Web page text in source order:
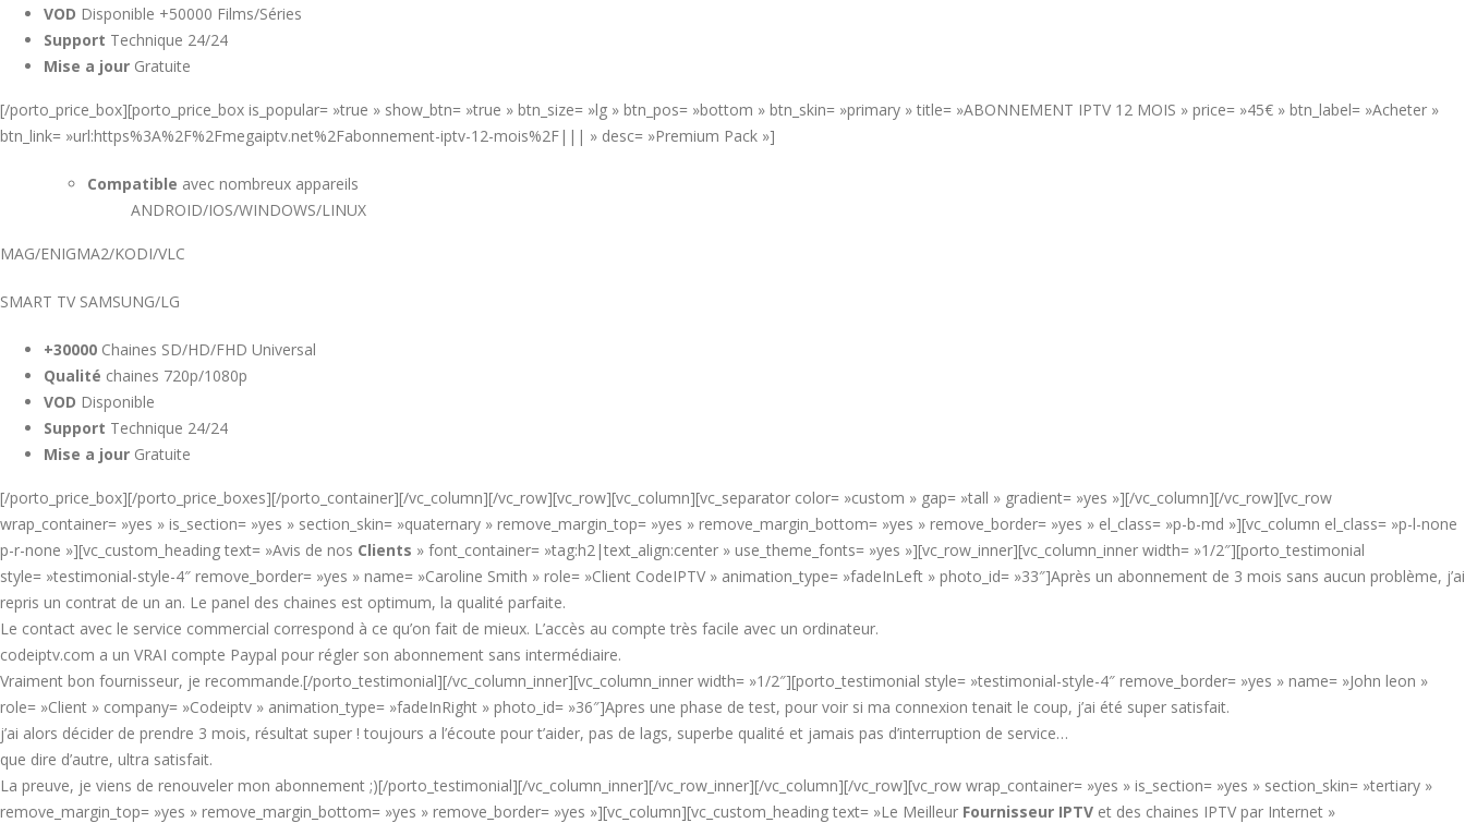
VOD Disponible +50000 Films/Séries
Support Technique 24/24
Mise a jour Gratuite
[/porto_price_box][porto_price_box is_popular= »true » show_btn= »true » btn_size= »lg » btn_pos= »bottom » btn_skin= »primary » title= »ABONNEMENT IPTV 12 MOIS » price= »45€ » btn_label= »Acheter »
btn_link= »url:https%3A%2F%2Fmegaiptv.net%2Fabonnement-iptv-12-mois%2F||| » desc= »Premium Pack »]
Compatible avec nombreux appareils
ANDROID/IOS/WINDOWS/LINUX
MAG/ENIGMA2/KODI/VLC
SMART TV SAMSUNG/LG
+30000 Chaines SD/HD/FHD Universal
Qualité chaines 720p/1080p
VOD Disponible
Support Technique 24/24
Mise a jour Gratuite
[/porto_price_box][/porto_price_boxes][/porto_container][/vc_column][/vc_row][vc_row][vc_column][vc_separator color= »custom » gap= »tall » gradient= »yes »][/vc_column][/vc_row][vc_row
wrap_container= »yes » is_section= »yes » section_skin= »quaternary » remove_margin_top= »yes » remove_margin_bottom= »yes » remove_border= »yes » el_class= »p-b-md »][vc_column el_class= »p-l-none
p-r-none »][vc_custom_heading text= »Avis de nos Clients » font_container= »tag:h2|text_align:center » use_theme_fonts= »yes »][vc_row_inner][vc_column_inner width= »1/2″][porto_testimonial
style= »testimonial-style-4″ remove_border= »yes » name= »Caroline Smith » role= »Client CodeIPTV » animation_type= »fadeInLeft » photo_id= »33″]Après un abonnement de 3 mois sans aucun problème, j’ai
repris un contrat de un an. Le panel des chaines est optimum, la qualité parfaite.
Le contact avec le service commercial correspond à ce qu’on fait de mieux. L’accès au compte très facile avec un ordinateur.
codeiptv.com a un VRAI compte Paypal pour régler son abonnement sans intermédiaire.
Vraiment bon fournisseur, je recommande.[/porto_testimonial][/vc_column_inner][vc_column_inner width= »1/2″][porto_testimonial style= »testimonial-style-4″ remove_border= »yes » name= »John leon »
role= »Client » company= »Codeiptv » animation_type= »fadeInRight » photo_id= »36″]Apres une phase de test, pour voir si ma connexion tenait le coup, j’ai été super satisfait.
j’ai alors décider de prendre 3 mois, résultat super ! toujours a l’écoute pour t’aider, pas de lags, superbe qualité et jamais pas d’interruption de service…
que dire d’autre, ultra satisfait.
La preuve, je viens de renouveler mon abonnement ;)[/porto_testimonial][/vc_column_inner][/vc_row_inner][/vc_column][/vc_row][vc_row wrap_container= »yes » is_section= »yes » section_skin= »tertiary »
remove_margin_top= »yes » remove_margin_bottom= »yes » remove_border= »yes »][vc_column][vc_custom_heading text= »Le Meilleur Fournisseur IPTV et des chaines IPTV par Internet »